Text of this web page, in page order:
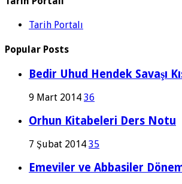
Tarih Portalı
Popular Posts
Bedir Uhud Hendek Savaşı
9 Mart 2014 36
Orhun Kitabeleri Ders Notu
7 Şubat 2014 35
Emeviler ve Abbasiler